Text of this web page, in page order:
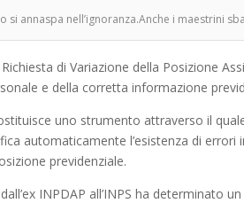
si annaspa nell’ignoranza.Anche i maestrini
di Variazione della Posizione
e della corretta informazione
uno strumento attraverso il
automaticamente l’esistenza di
previdenziale.
INPDAP all’INPS ha determinato